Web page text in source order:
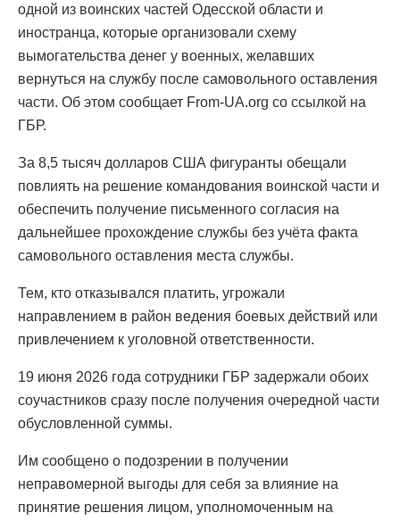
одной из воинских частей Одесской области и
иностранца, которые организовали схему
вымогательства денег у военных, желавших
вернуться на службу после самовольного оставления
части. Об этом сообщает From-UA.org со ссылкой на
ГБР.
За 8,5 тысяч долларов США фигуранты обещали
повлиять на решение командования воинской части и
обеспечить получение письменного согласия на
дальнейшее прохождение службы без учёта факта
самовольного оставления места службы.
Тем, кто отказывался платить, угрожали
направлением в район ведения боевых действий или
привлечением к уголовной ответственности.
19 июня 2026 года сотрудники ГБР задержали обоих
соучастников сразу после получения очередной части
обусловленной суммы.
Им сообщено о подозрении в получении
неправомерной выгоды для себя за влияние на
принятие решения лицом, уполномоченным на